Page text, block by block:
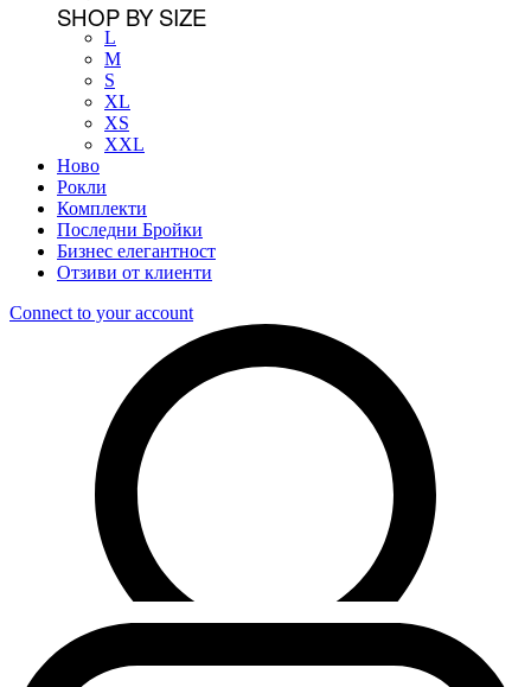
SHOP BY SIZE
L
M
S
XL
XS
XXL
Ново
Рокли
Комплекти
Последни Бройки
Бизнес елегантност
Отзиви от клиенти
Connect to your account